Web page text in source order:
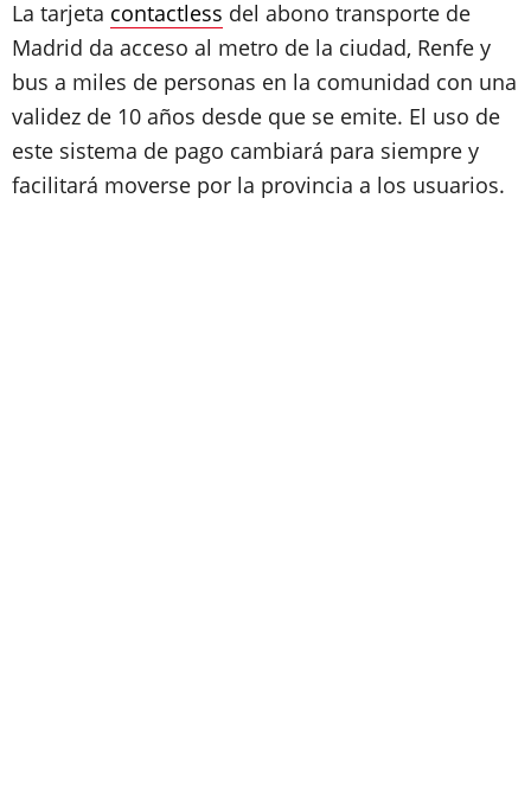
La tarjeta contactless del abono transporte de
Madrid da acceso al metro de la ciudad, Renfe y
bus a miles de personas en la comunidad con una
validez de 10 años desde que se emite. El uso de
este sistema de pago cambiará para siempre y
facilitará moverse por la provincia a los usuarios.